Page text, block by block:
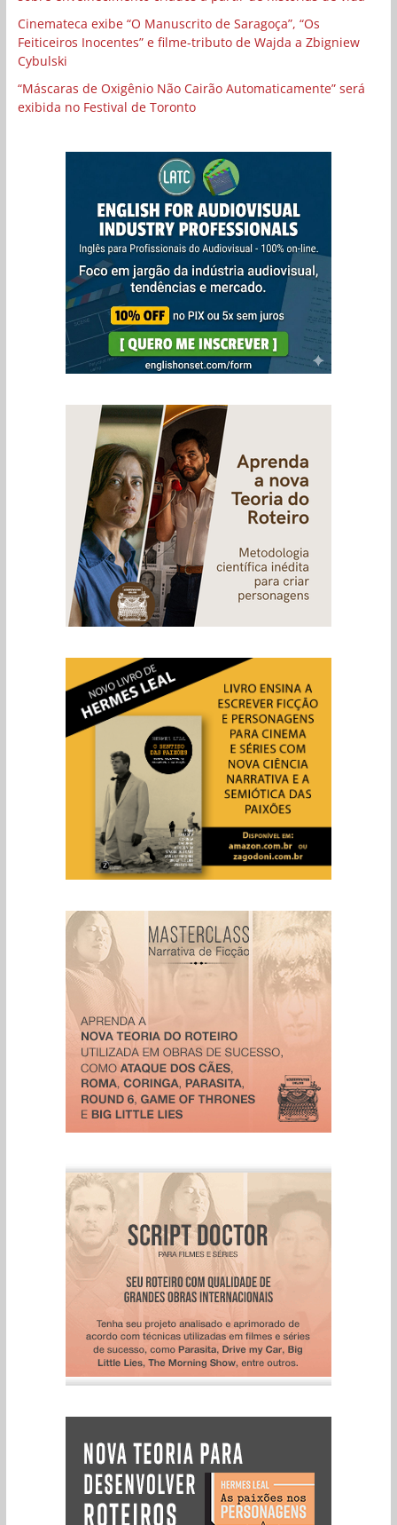
Cinemateca exibe “O Manuscrito de Saragoça”, “Os
Feiticeiros Inocentes” e filme-tributo de Wajda a Zbigniew
Cybulski
“Máscaras de Oxigênio Não Cairão Automaticamente” será
exibida no Festival de Toronto